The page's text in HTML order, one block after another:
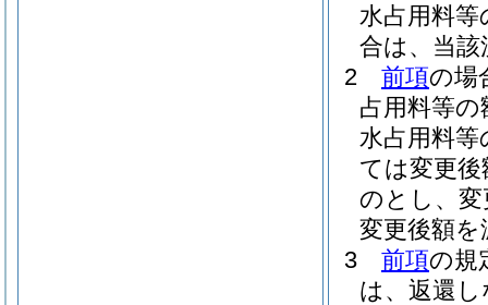
水占用料
合は、当
2
前項の場
占用料等の
水占用料等
ては変更
のとし、
変更後額
3
前項の規
は、返還